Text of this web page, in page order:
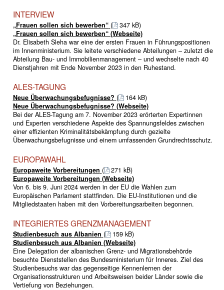
INTERVIEW
„Frauen sollen sich bewerben“ (
347 kB)
„Frauen sollen sich bewerben“ (Webseite)
Dr. Elisabeth Sleha war eine der ersten Frauen in Führungspositionen
im Innenministerium. Sie leitete verschiedene Abteilungen – zuletzt die
Abteilung Bau- und Immobilienmanagement – und wechselte nach 40
Dienstjahren mit Ende November 2023 in den Ruhestand.
ALES-TAGUNG
Neue Überwachungsbefugnisse? (
164 kB)
Neue Überwachungsbefugnisse? (Webseite)
Bei der ALES-Tagung am 7. November 2023 erörterten Expertinnen
und Experten verschiedene Aspekte des Spannungsfeldes zwischen
einer effizienten Kriminalitätsbekämpfung durch gezielte
Überwachungsbefugnisse und einem umfassenden Grundrechtsschutz.
EUROPAWAHL
Europaweite Vorbereitungen (
271 kB)
Europaweite Vorbereitungen (Webseite)
Von 6. bis 9. Juni 2024 werden in der EU die Wahlen zum
Europäischen Parlament stattfinden. Die EU-Institutionen und die
Mitgliedstaaten haben mit den Vorbereitungsarbeiten begonnen.
INTEGRIERTES GRENZMANAGEMENT
Studienbesuch aus Albanien (
159 kB)
Studienbesuch aus Albanien (Webseite)
Eine Delegation der albanischen Grenz- und Migrationsbehörde
besuchte Dienststellen des Bundesministerium für Inneres. Ziel des
Studienbesuchs war das gegenseitige Kennenlernen der
Organisationsstrukturen und Arbeitsweisen beider Länder sowie die
Vertiefung von Beziehungen.